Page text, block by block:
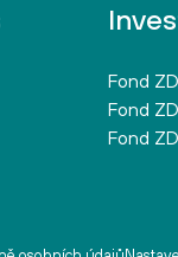
Fond
Fond
Fond